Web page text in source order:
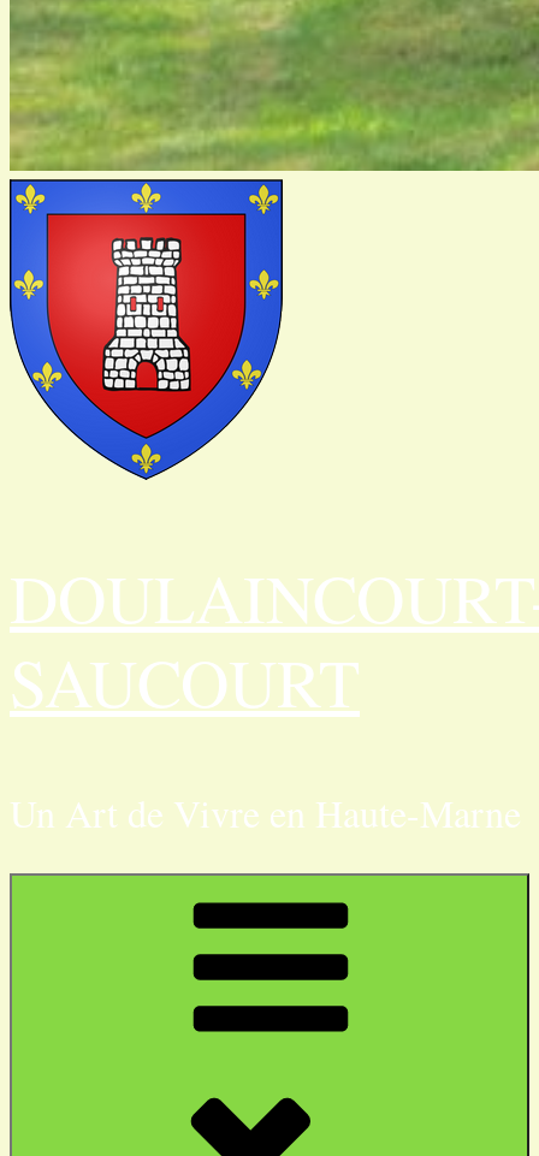
SAUCOURT
Un Art de Vivre en Haute-Marne